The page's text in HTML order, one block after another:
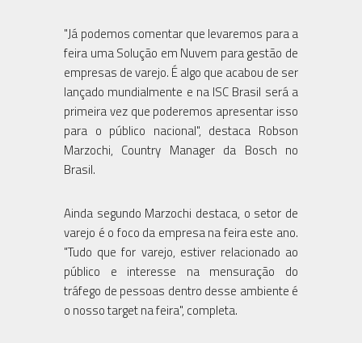
"Já podemos comentar que levaremos para a
feira uma Solução em Nuvem para gestão de
empresas de varejo. É algo que acabou de ser
lançado mundialmente e na ISC Brasil será a
primeira vez que poderemos apresentar isso
para o público nacional", destaca Robson
Marzochi, Country Manager da Bosch no
Brasil.
Ainda segundo Marzochi destaca, o setor de
varejo é o foco da empresa na feira este ano.
"Tudo que for varejo, estiver relacionado ao
público e interesse na mensuração do
tráfego de pessoas dentro desse ambiente é
o nosso target na feira", completa.